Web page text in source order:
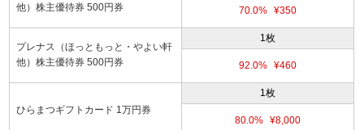
他）株主優待券 500円券
70.0% ¥350
プレナス（ほっともっと・やよい軒
他）株主優待券 500円券
1枚
92.0% ¥460
ひらまつギフトカード 1万円券
1枚
80.0% ¥8,000